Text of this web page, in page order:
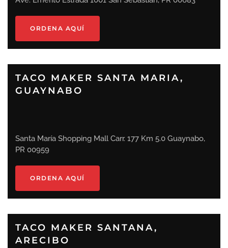
ORDENA AQUÍ
TACO MAKER SANTA MARIA,
GUAYNABO
Santa María Shopping Mall Carr. 177 Km 5.0 Guaynabo,
PR 00959
ORDENA AQUÍ
TACO MAKER SANTANA,
ARECIBO